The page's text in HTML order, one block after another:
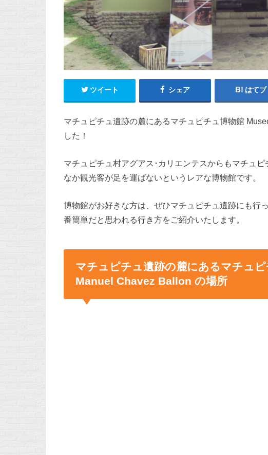
ツイート シェア はてブ
マチュピチュ遺跡の麓にあるマチュピチュ博物館
した！
マチュピチュ村アグアス･カリエンテスからもマチュ
なか観光客が足を運ばないというレアな博物館です。
博物館がお好きな方は、ぜひマチュピチュ遺跡にも行
番簡単だと思われる行き方をご紹介いたします。
マチュピチュ遺跡の麓にあるマチュ
Manuel Chavez Ballon の場所